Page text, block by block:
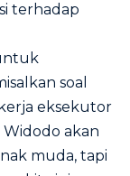
terhadap
soal
eksekutor
akan
muda, tapi